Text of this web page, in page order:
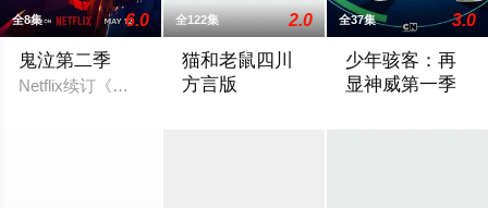
全8集 6.0
鬼泣第二季
Netflix续订《鬼泣》第二季。
全122集 2.0
猫和老鼠四川
方言版
全37集 3.0
少年骇客：再
显神威第一季